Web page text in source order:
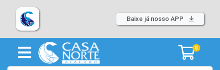
Baixe já nosso APP
0